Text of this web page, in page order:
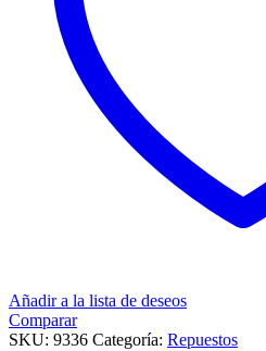
Añadir a la lista de deseos
Comparar
SKU: 9336 Categoría: Repuestos